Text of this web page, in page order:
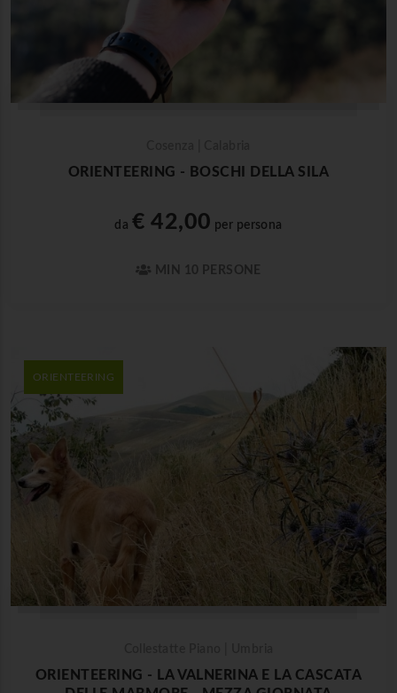
ORIENTEERING - BOSCHI DELLA SILA
da € 42,00 per persona
MIN 10 PERSONE
ORIENTEERING
ORIENTEERING - LA VALNERINA E LA CASCATA